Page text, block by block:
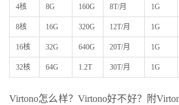
4核 8G 160G 8T/月 1G
8核 16G 320G 12T/月 1G
16核 32G 640G 20T/月 1G
32核 64G 1.2T 30T/月 1G
Virtono怎么样？Virtono好不好？附